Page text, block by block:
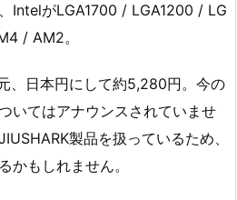
IntelがLGA1700 / LGA1200 / LG
/ AM2。
、日本円にして約5,280円。今の
いてはアナウンスされていませ
製品を扱っているため、
かもしれません。